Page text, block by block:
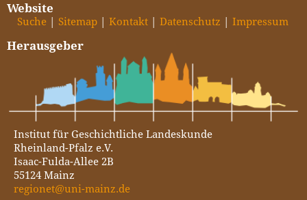
Website
Suche Sitemap Kontakt Datenschutz Impressum
Herausgeber
Institut für Geschichtliche Landeskunde
Rheinland-Pfalz e.V.
Isaac-Fulda-Allee 2B
55124 Mainz
regionet@uni-mainz.de